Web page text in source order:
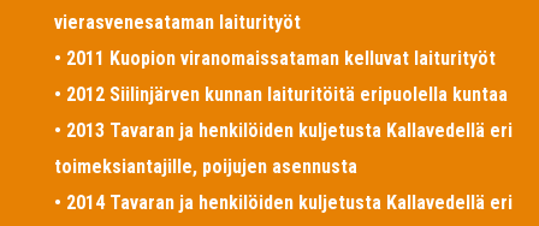
vierasvenesataman laiturityöt
• 2011 Kuopion viranomaissataman kelluvat laiturityöt
• 2012 Siilinjärven kunnan laituritöitä eripuolella kuntaa
• 2013 Tavaran ja henkilöiden kuljetusta Kallavedellä eri
toimeksiantajille, poijujen asennusta
• 2014 Tavaran ja henkilöiden kuljetusta Kallavedellä eri